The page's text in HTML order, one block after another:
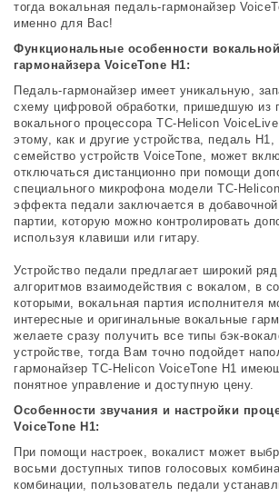
тогда вокальная педаль-гармонайзер
именно для Вас!
Функциональные особенности
гармонайзера VoiceTone H1:
Педаль-гармонайзер имеет уникальную,
схему цифровой обработки, пришедшую из
вокального процессора TC-Helicon
этому, как и другие устройства, педаль
семейство устройств VoiceTone, может
отключаться дистанционно при помощи
специального микрофона модели TC-
эффекта педали заключается в добавочной
партии, которую можно контролировать
используя клавиши или гитару.
Устройство педали предлагает широкий
алгоритмов взаимодействия с вокалом, в
которыми, вокальная партия исполнителя
интересные и оригинальные вокальные
желаете сразу получить все типы бэк-
устройстве, тогда Вам точно подойдет
гармонайзер TC-Helicon VoiceTone H1
понятное управление и доступную цену.
Особенности звучания и настройки
VoiceTone H1:
При помощи настроек, вокалист может
восьми доступных типов голосовых
комбинации, пользователь педали